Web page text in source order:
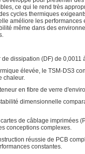
ce qui le rend très
cycles thermiques
améliore les performances
même dans des
de dissipation (DF) de 0,0011
élevée, le TSM-DS3
chaleur.
en fibre de verre
dimensionnelle
de câblage imprimées
conceptions complexes.
réussie de PCB
constantes.